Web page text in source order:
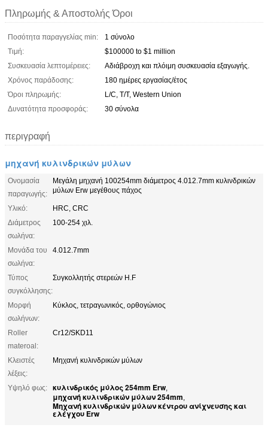
Πληρωμής & Αποστολής Όροι
Ποσότητα παραγγελίας min:
1 σύνολο
Τιμή:
$100000 to $1 million
Συσκευασία λεπτομέρειες:
Αδιάβροχη και πλόιμη συσκευασία εξαγωγής.
Χρόνος παράδοσης:
180 ημέρες εργασίας/έτος
Όροι πληρωμής:
L/C, T/T, Western Union
Δυνατότητα προσφοράς:
30 σύνολα
περιγραφή
μηχανή κυλινδρικών μύλων
Ονομασία
παραγωγής:
Μεγάλη μηχανή 100254mm διάμετρος 4.012.7mm κυλινδρικών
μύλων Erw μεγέθους πάχος
Υλικό:
HRC, CRC
Διάμετρος
σωλήνα:
100-254 χιλ.
Μονάδα του
σωλήνα:
4.012.7mm
Τύπος
συγκόλλησης:
Συγκολλητής στερεών H.F
Μορφή
σωλήνων:
Κύκλος, τετραγωνικός, ορθογώνιος
Roller
materoal:
Cr12/SKD11
Κλειστές
λέξεις:
Μηχανή κυλινδρικών μύλων
Υψηλό φως: κυλινδρικός μύλος 254mm Erw,
μηχανή κυλινδρικών μύλων 254mm,
Μηχανή κυλινδρικών μύλων κέντρου ανίχνευσης και
ελέγχου Erw